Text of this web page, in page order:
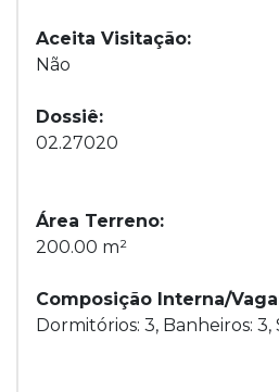
Aceita Visitação:
Não
Dossiê:
02.27020
Área Terreno:
200.00 m²
Composição Interna/
Dormitórios: 3, Banheiros: 3,